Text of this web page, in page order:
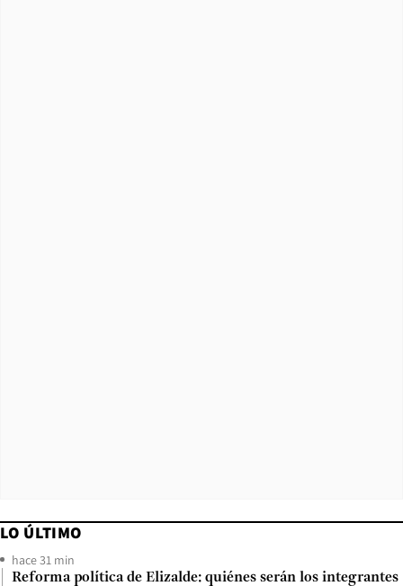
LO ÚLTIMO
hace 31 min
Reforma política de Elizalde: quiénes serán los integrantes